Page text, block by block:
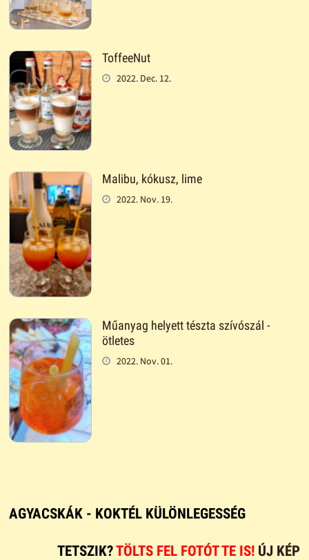
ToffeeNut
2022. Dec. 12.
Malibu, kókusz, lime
2022. Nov. 19.
Műanyag helyett tészta szívószál -
ötletes
2022. Nov. 01.
AGYACSKÁK - KOKTÉL KÜLÖNLEGESSÉG
TETSZIK?TÖLTS FEL FOTÓT TE IS! ÚJ KÉP